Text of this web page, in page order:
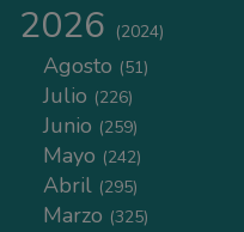
2026 (2024)
Agosto (51)
Julio (226)
Junio (259)
Mayo (242)
Abril (295)
Marzo (325)